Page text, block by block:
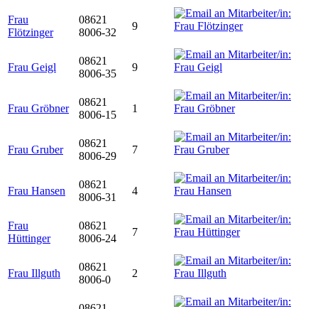
Frau
Flötzinger
08621
8006-32
9
Frau Geigl
08621
8006-35
9
Frau Gröbner
08621
8006-15
1
Frau Gruber
08621
8006-29
7
Frau Hansen
08621
8006-31
4
Frau
Hüttinger
08621
8006-24
7
Frau Illguth
08621
8006-0
2